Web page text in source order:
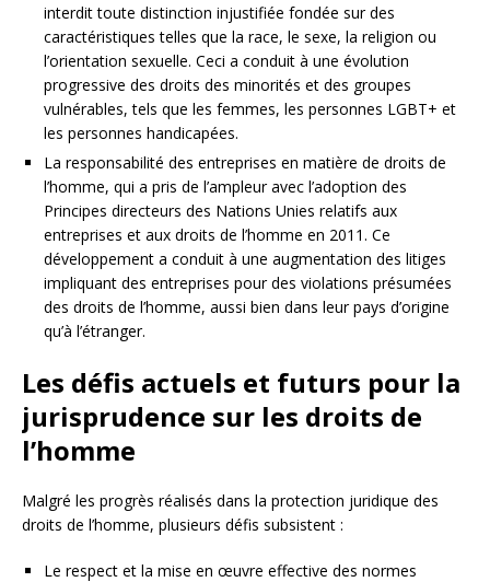
interdit toute distinction injustifiée fondée sur des
caractéristiques telles que la race, le sexe, la religion ou
l’orientation sexuelle. Ceci a conduit à une évolution
progressive des droits des minorités et des groupes
vulnérables, tels que les femmes, les personnes LGBT+ et
les personnes handicapées.
La responsabilité des entreprises en matière de droits de
l’homme, qui a pris de l’ampleur avec l’adoption des
Principes directeurs des Nations Unies relatifs aux
entreprises et aux droits de l’homme en 2011. Ce
développement a conduit à une augmentation des litiges
impliquant des entreprises pour des violations présumées
des droits de l’homme, aussi bien dans leur pays d’origine
qu’à l’étranger.
Les défis actuels et futurs pour la
jurisprudence sur les droits de
l’homme
Malgré les progrès réalisés dans la protection juridique des
droits de l’homme, plusieurs défis subsistent :
Le respect et la mise en œuvre effective des normes